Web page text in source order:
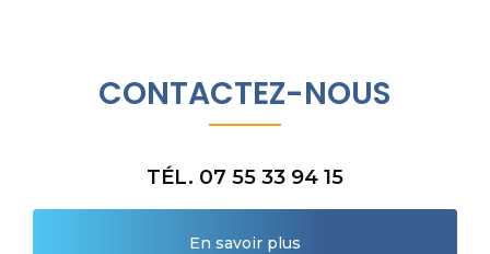
CONTACTEZ-NOUS
TÉL. 07 55 33 94 15
En savoir plus